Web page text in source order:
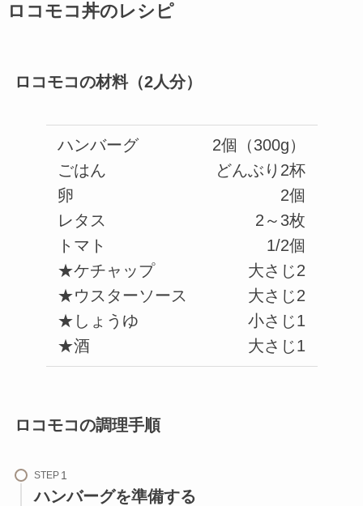
ロコモコ丼のレシピ
ロコモコの材料（2人分）
ハンバーグ
ごはん
卵
レタス
トマト
★ケチャップ
★ウスターソース
★しょうゆ
★酒
2個（300g）
どんぶり2杯
2個
2～3枚
1/2個
大さじ2
大さじ2
小さじ1
大さじ1
ロコモコの調理手順
STEP
ハンバーグを準備する